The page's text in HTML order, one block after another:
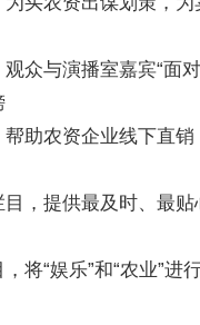
众与演播室嘉宾“面
助农资企业线下直
，提供最及时、最
将“娱乐”和“农业”进